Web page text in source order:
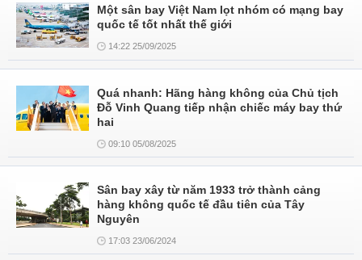
Một sân bay Việt Nam lọt nhóm có mạng bay
quốc tế tốt nhất thế giới
14:22 25/09/2025
Quá nhanh: Hãng hàng không của Chủ tịch
Đỗ Vinh Quang tiếp nhận chiếc máy bay thứ
hai
09:10 05/08/2025
Sân bay xây từ năm 1933 trở thành cảng
hàng không quốc tế đầu tiên của Tây
Nguyên
17:03 23/06/2024